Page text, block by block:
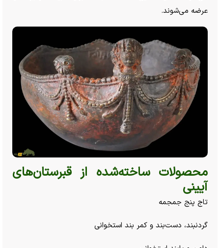
عرضه می‌شوند.
محصولات ساخته‌شده از قبرستان‌های
آیینی
تاج پنج جمجمه
گردنبند، دست‌بند و کمر بند استخوانی